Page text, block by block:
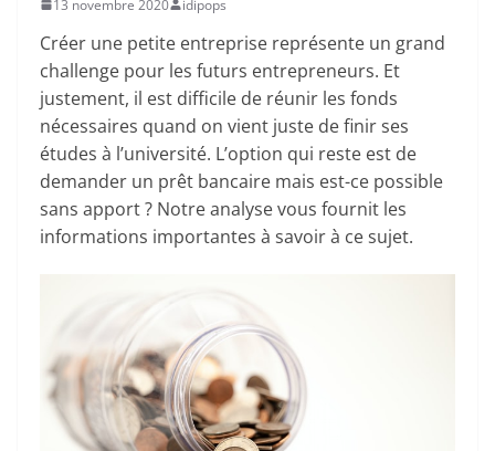
13 novembre 2020 idipops
Créer une petite entreprise représente un grand
challenge pour les futurs entrepreneurs. Et
justement, il est difficile de réunir les fonds
nécessaires quand on vient juste de finir ses
études à l’université. L’option qui reste est de
demander un prêt bancaire mais est-ce possible
sans apport ? Notre analyse vous fournit les
informations importantes à savoir à ce sujet.